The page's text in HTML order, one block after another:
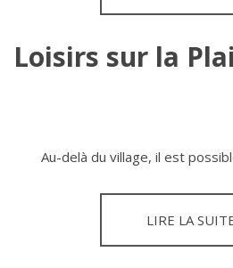
Loisirs sur la
Au-delà du village, il est
LIRE LA